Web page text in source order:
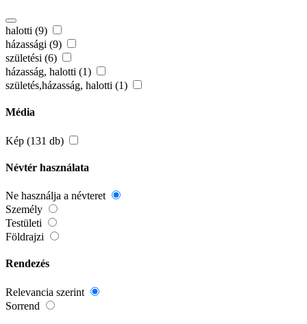
halotti (9)
házassági (9)
születési (6)
házasság, halotti (1)
születés,házasság, halotti (1)
Média
Kép (131 db)
Névtér használata
Ne használja a névteret
Személy
Testületi
Földrajzi
Rendezés
Relevancia szerint
Sorrend